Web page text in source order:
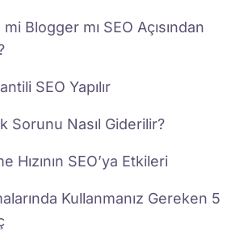
Blogger mı SEO Açısından
SEO Yapılır
Sorunu Nasıl Giderilir?
Hızının SEO’ya Etkileri
Kullanmanız Gereken 5